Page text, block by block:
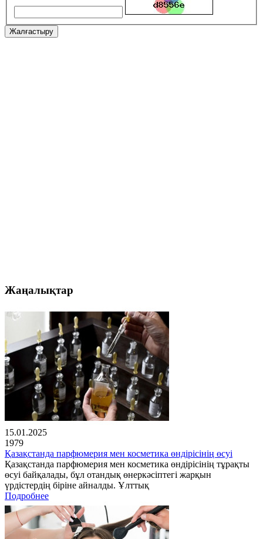
Жалғастыру
Жаңалықтар
15.01.2025
1979
Қазақстанда парфюмерия мен косметика өндірісінің өсуі
Қазақстанда парфюмерия мен косметика өндірісінің тұрақты
өсуі байқалады, бұл отандық өнеркәсіптегі жарқын
үрдістердің біріне айналды. Ұлттық
Подробнее